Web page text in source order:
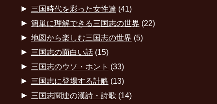
► 三国時代を彩った女性達 (41)
► 簡単に理解できる三国志の世界 (22)
► 地図から楽しむ三国志の世界 (5)
► 三国志の面白い話(15)
► 三国志のウソ・ホント (33)
► 三国志に登場する計略 (13)
► 三国志関連の漢詩・詩歌 (14)